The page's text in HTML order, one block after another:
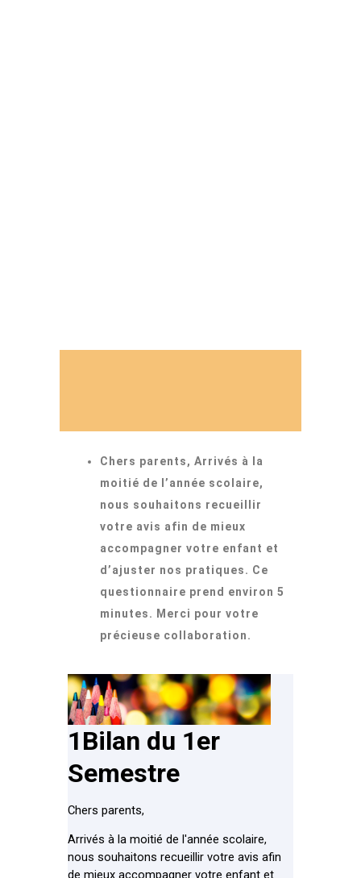
Chers parents, Arrivés à la
moitié de l’année scolaire,
nous souhaitons recueillir
votre avis afin de mieux
accompagner votre enfant et
d’ajuster nos pratiques. Ce
questionnaire prend environ 5
minutes. Merci pour votre
précieuse collaboration.